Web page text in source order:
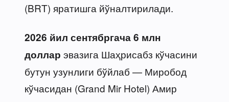
(BRT) яратишга йўналтирилади.
2026 йил сентябргача6 млн
доллар эвазига Шаҳрисабз кўчасини
бутун узунлиги бўйлаб — Миробод
кўчасидан (Grand Mir Hotel) Амир